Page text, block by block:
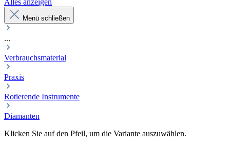
Alles anzeigen
Menü schließen
...
Verbrauchsmaterial
Praxis
Rotierende Instrumente
Diamanten
Klicken Sie auf den Pfeil, um die Variante auszuwählen.